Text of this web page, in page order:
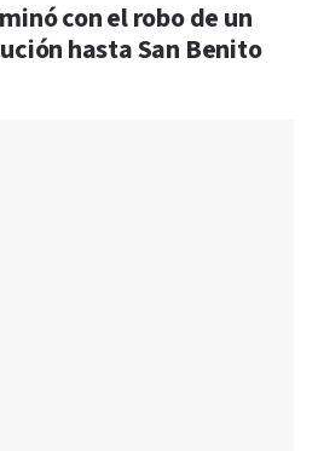
con el robo de un
hasta San Benito